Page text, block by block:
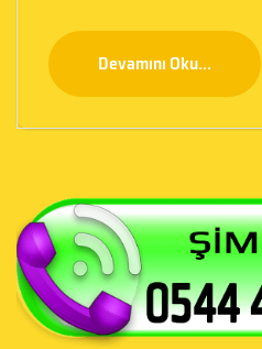
Devamını Oku...